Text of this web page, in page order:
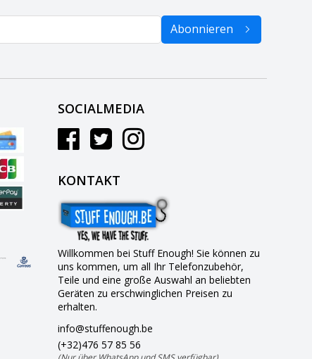
Abonnieren
SOCIALMEDIA
KONTAKT
Willkommen bei Stuff Enough! Sie können zu
uns kommen, um all Ihr Telefonzubehör,
Teile und eine große Auswahl an beliebten
Geräten zu erschwinglichen Preisen zu
erhalten.
info@stuffenough.be
(+32)476 57 85 56